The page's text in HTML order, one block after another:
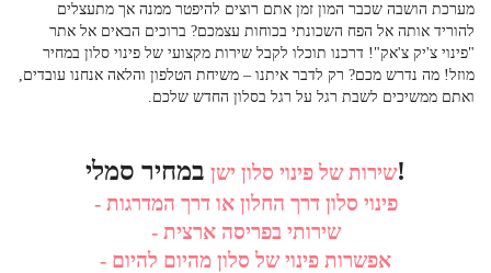
מערכת הושבה שכבר המון זמן אתם רוצים להיפטר ממנה אך מתעצלים
להוריד אותה אל הפח השכונתי בכוחות עצמכם? ברוכים הבאים אל אתר
"פינוי צ'יק צ'אק"! דרכנו תוכלו לקבל שירות מקצועי של פינוי סלון במחיר
מוזל! מה נדרש מכם? רק לדבר איתנו – משיחת הטלפון והלאה אנחנו עובדים,
ואתם ממשיכים לשבת רגל על רגל בסלון החדש שלכם.
שירות של פינוי סלון ישןבמחיר סמלי!
- פינוי סלון דרך החלון או דרך המדרגות
- שירותי בפריסה ארצית
- אפשרות פינוי של סלון מהיום להיום